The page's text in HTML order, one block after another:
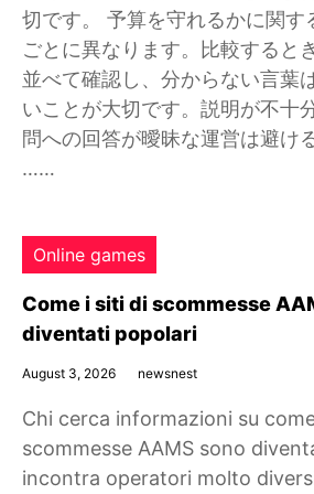
切です。 予算を守れるかに関す
ごとに異なります。比較すると
並べて確認し、分からない言葉
いことが大切です。説明が不十
問への回答が曖昧な運営は避け
……
Online games
Come i siti di scommesse
diventati popolari
August 3, 2026 newsnest
Chi cerca informazioni su
scommesse AAMS sono
incontra operatori molto